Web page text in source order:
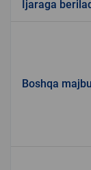
Ijaraga
Boshqa